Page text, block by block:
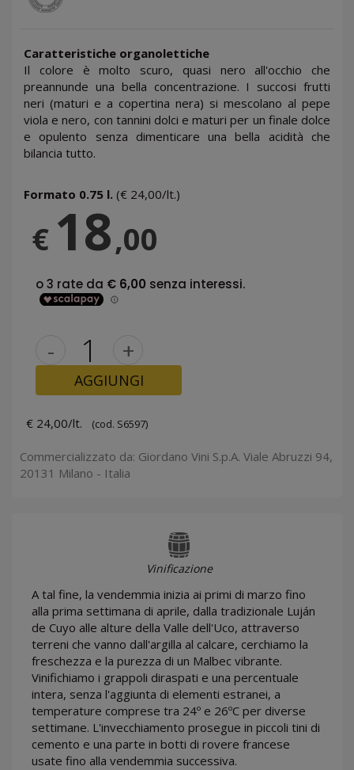
Caratteristiche organolettiche
Il colore è molto scuro, quasi nero all'occhio che
preannunde una bella concentrazione. I succosi frutti
neri (maturi e a copertina nera) si mescolano al pepe
viola e nero, con tannini dolci e maturi per un finale dolce
e opulento senza dimenticare una bella acidità che
bilancia tutto.
Formato 0.75 l. (€ 24,00/lt.)
€ 18,00
- +
AGGIUNGI
€ 24,00/lt. (cod. S6597)
Commercializzato da: Giordano Vini S.p.A. Viale Abruzzi 94,
20131 Milano - Italia
Vinificazione
A tal fine, la vendemmia inizia ai primi di marzo fino
alla prima settimana di aprile, dalla tradizionale Luján
de Cuyo alle alture della Valle dell'Uco, attraverso
terreni che vanno dall'argilla al calcare, cerchiamo la
freschezza e la purezza di un Malbec vibrante.
Vinifichiamo i grappoli diraspati e una percentuale
intera, senza l'aggiunta di elementi estranei, a
temperature comprese tra 24º e 26ºC per diverse
settimane. L'invecchiamento prosegue in piccoli tini di
cemento e una parte in botti di rovere francese
usate fino alla vendemmia successiva.